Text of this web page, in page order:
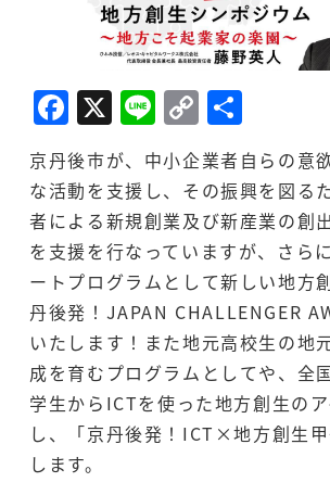
F
a
c
e
b
o
o
k
X Li
n
e
C
o
p
y
Li
n
k
有
京丹後市が、中小企業者自らの意
な活動を支援し、その振興を図る
者による新規創業及び新産業の創
を支援を行なっていますが、さら
ートプログラムとして新しい地方
丹後発！JAPAN CHALLENGER
いたします！また地元高校生の地
成を育むプログラムとしてや、全
学生からICTを使った地方創生の
し、「京丹後発！ICT×地方創生
します。